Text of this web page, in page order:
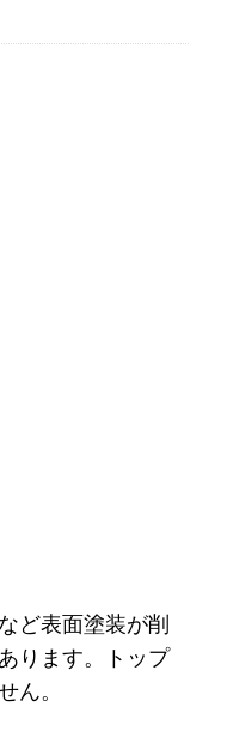
ど表面塗装が削
ります。トップ
ん。